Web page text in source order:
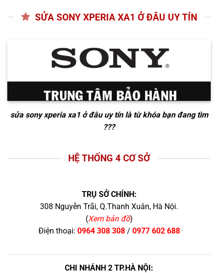
SỬA SONY XPERIA XA1 Ở ĐÂU UY TÍN
sửa sony xperia xa1 ở đâu uy tínlà từ khóa bạn đang tìm
???
HỆ THỐNG 4 CƠ SỞ
TRỤ SỞ CHÍNH:
308 Nguyễn Trãi, Q.Thanh Xuân, Hà Nội.
(Xem bản đồ)
Điện thoại: 0964 308 308/ 0977 602 688
CHI NHÁNH 2 TP.HÀ NỘI: